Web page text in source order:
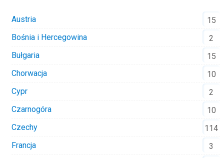
Austria
15
Bośnia i Hercegowina
2
Bułgaria
15
Chorwacja
10
Cypr
2
Czarnogóra
10
Czechy
114
Francja
3